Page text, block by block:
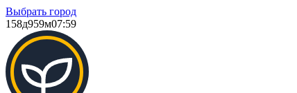
Выбрать город
158д959м07:59